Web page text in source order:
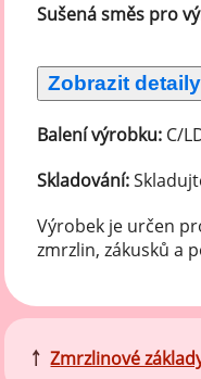
Sušená směs pro
Balení výrobku: C/
Skladování:
Výrobek je určen
zmrzlin, zákusků a
￪ Zmrzlinové